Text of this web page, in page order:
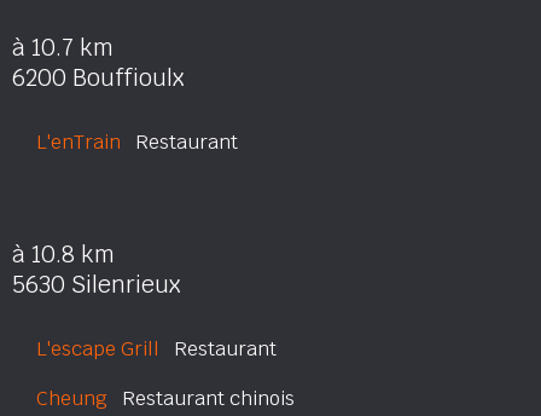
à 10.7 km
6200 Bouffioulx
L'enTrain Restaurant
à 10.8 km
5630 Silenrieux
L'escape Grill Restaurant
Cheung Restaurant chinois